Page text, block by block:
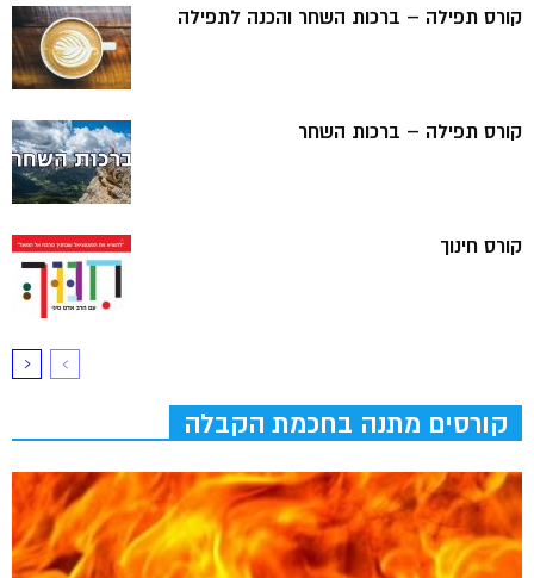
קורס תפילה – ברכות השחר והכנה לתפילה
קורס תפילה – ברכות השחר
קורס חינוך
קורסים מתנה בחכמת הקבלה